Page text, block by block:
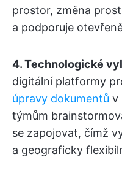
prostor, změna
a podporuje
4.Technologické
digitální platformy
úpravy dokumentů v
týmům
se zapojovat, čímž
a geograficky